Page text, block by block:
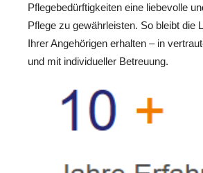
Pflegebedürftigkeiten eine liebevolle
Pflege zu gewährleisten. So bleibt die
Ihrer Angehörigen erhalten – in
und mit individueller Betreuung.